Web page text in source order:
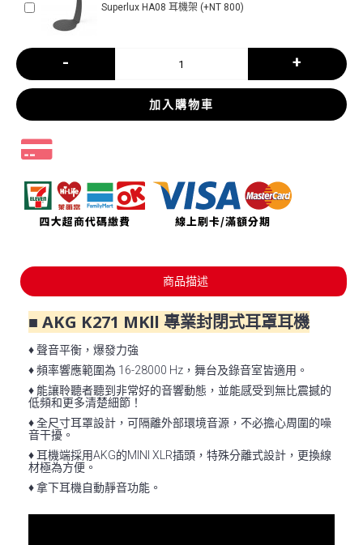
Superlux HA08 耳機架 (+NT 800)
- +
加入購物車
商品描述
■ AKG K271 MKll 專業封閉式耳罩耳機
♦ 聲音平衡，爆發力強
♦ 頻率響應範圍為 16-28000 Hz，舞台及錄音室皆適用。
♦ 能讓聆聽者聽到非常好的音響動態，並能感受到無比震撼的
低頻和更多清楚細節！
♦ 全尺寸耳罩設計，可隔離外部環境音源，不必擔心周圍的噪
音干擾。
♦ 耳機端採用AKG的MINI XLR插頭，特殊分離式設計，更換線
材極為方便。
♦ 拿下耳機自動靜音功能。